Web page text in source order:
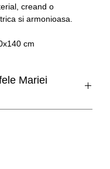
creand o
si armonioasa.
cm
Mariei